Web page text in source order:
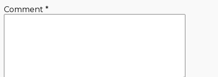
Comment *